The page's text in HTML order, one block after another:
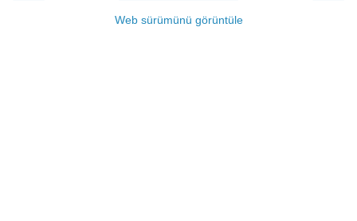
Web sürümünü görüntüle